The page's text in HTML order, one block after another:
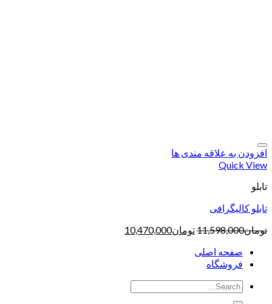
افزودن به علاقه مندی ها
Quick View
تابلو
تابلو کالیگرافی
تومان11,598,000تومان10,470,000
صفحه اصلی
فروشگاه